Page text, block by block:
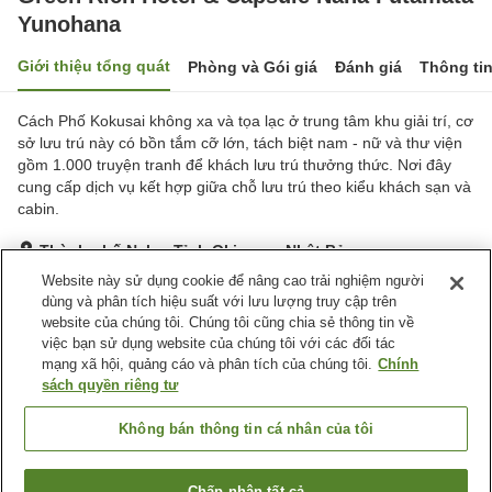
Yunohana
Giới thiệu tổng quát Phòng và Gói giá Đánh giá Thông
Cách Phố Kokusai không xa và tọa lạc ở trung tâm khu giải trí, cơ
sở lưu trú này có bồn tắm cỡ lớn, tách biệt nam - nữ và thư viện
gồm 1.000 truyện tranh để khách lưu trú thưởng thức. Nơi đây
cung cấp dịch vụ kết hợp giữa chỗ lưu trú theo kiểu khách sạn và
cabin.
Thành phố Naha, Tỉnh Okinawa, Nhật Bản
Hiển thị trên bản đồ
Rất tốt Đánh giá:218lượt
Tiện nghi chỗ nghỉ
Bãi đỗ xe
Bể sục
Nhà hàng
Tỉnh Okinawa
Website này sử dụng cookie để nâng cao trải nghiệm người
dùng và phân tích hiệu suất với lưu lượng truy cập trên
website của chúng tôi. Chúng tôi cũng chia sẻ thông tin về
việc bạn sử dụng website của chúng tôi với các đối tác
mạng xã hội, quảng cáo và phân tích của chúng tôi. Chính
sách quyền riêng tư
Không bán thông tin cá nhân của tôi